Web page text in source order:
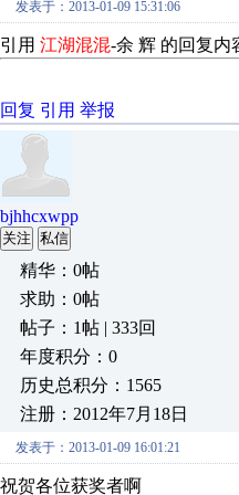
发表于：2013-01-09 15:31:06
引用 江湖混混-余 辉 的回复
回复 引用 举报
bjhhcxwpp
关注 私信
精华：0帖
求助：0帖
帖子：1帖 | 333回
年度积分：0
历史总积分：1565
注册：2012年7月18日
发表于：2013-01-09 16:01:21
祝贺各位获奖者啊